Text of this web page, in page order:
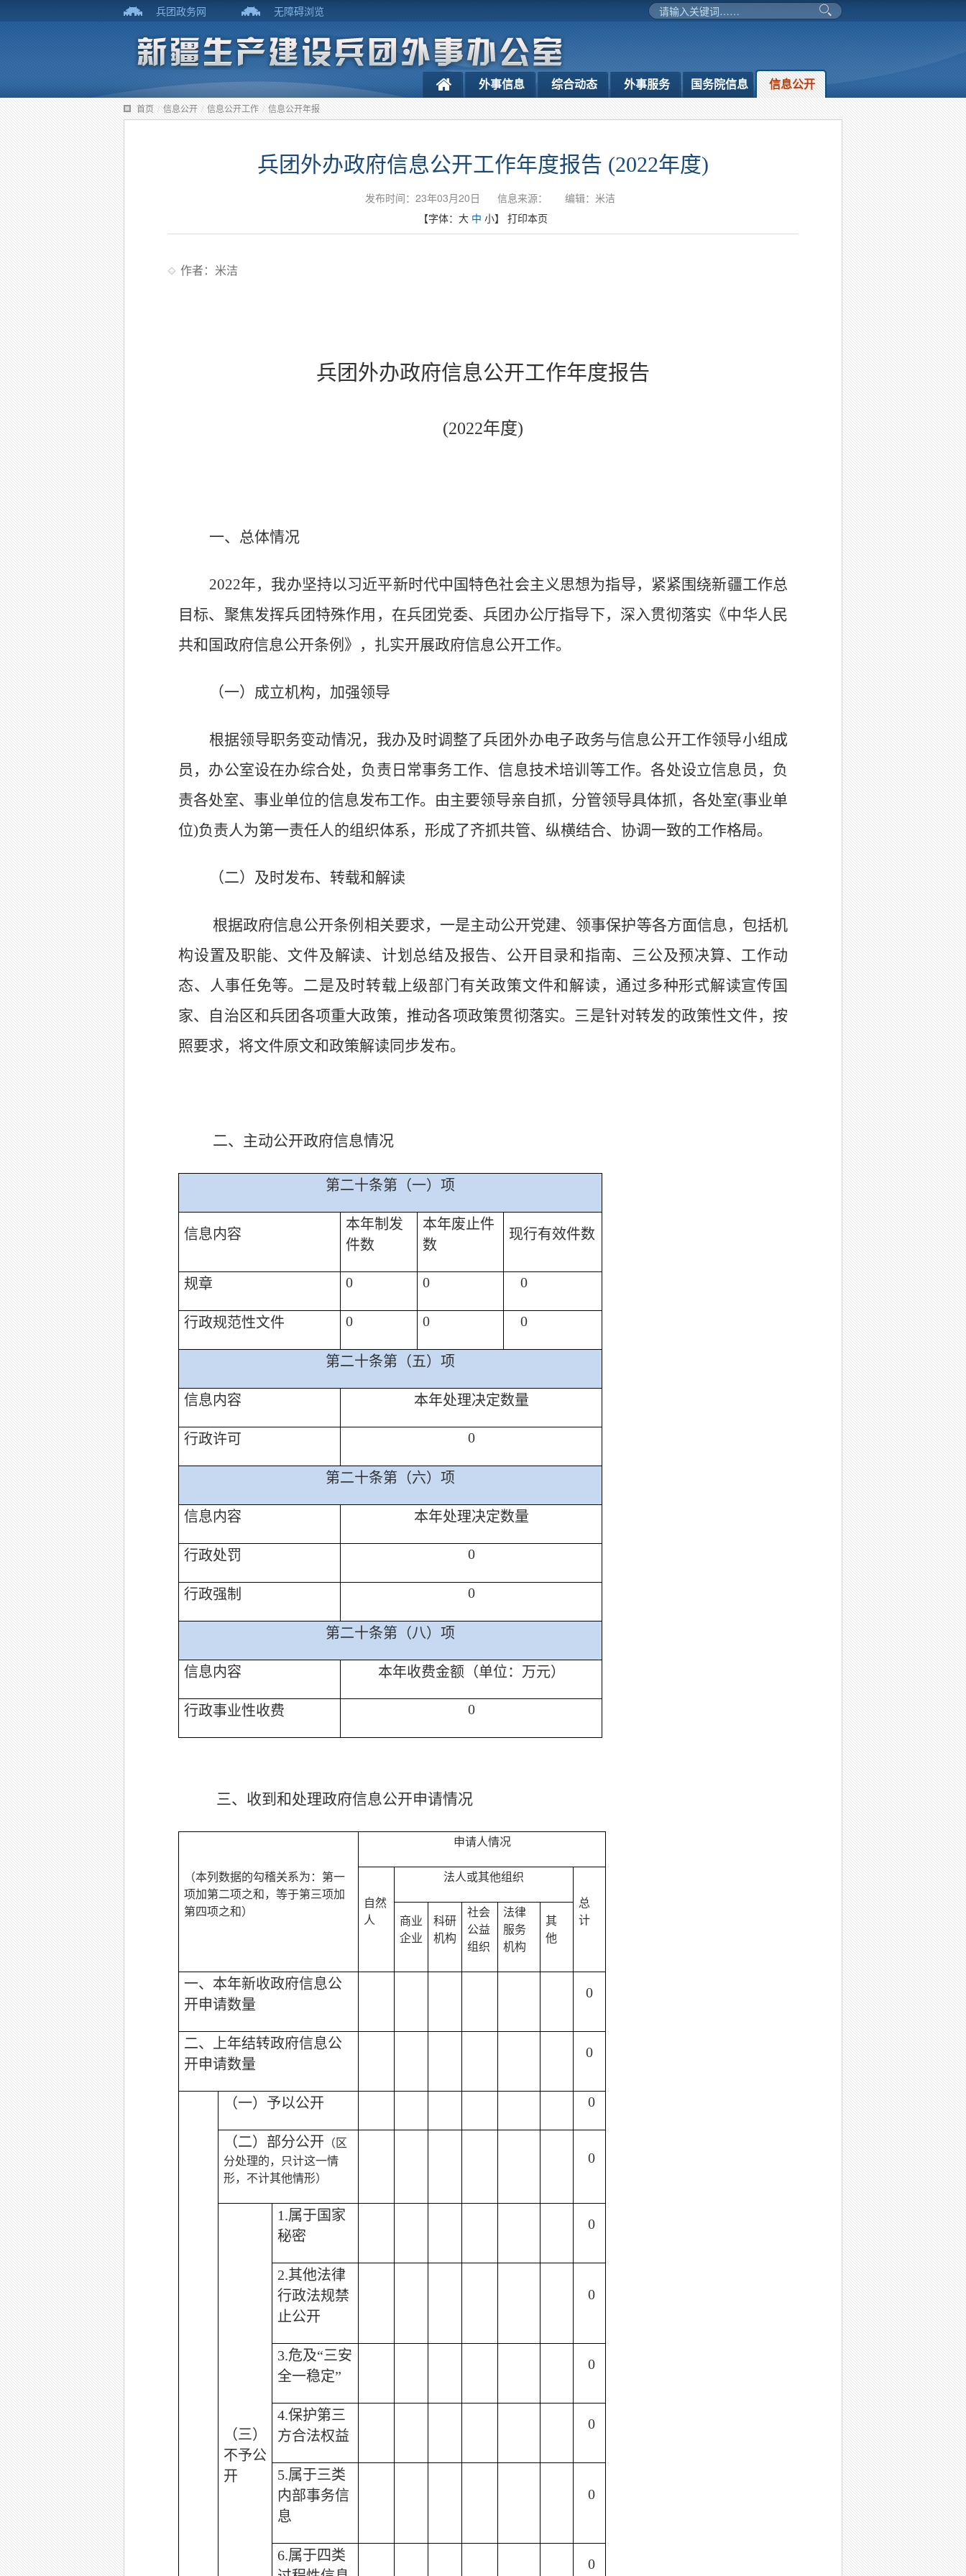
兵团政务网 无障碍浏览
外事信息 综合动态 外事服务 国务院信息 信息公开
首页 / 信息公开 / 信息公开工作 / 信息公开年报
兵团外办政府信息公开工作年度报告 (2022年度)
发布时间：23年03月20日 信息来源：
编辑：米洁
【字体： 大 中 小】 打印本页
作者：米洁
兵团外办政府信息公开工作年度报告
(2022年度)
一、总体情况
2022年，我办坚持以习近平新时代中国特色社会主义思想为指导，紧紧围绕新疆工作总
目标、聚焦发挥兵团特殊作用，在兵团党委、兵团办公厅指导下，深入贯彻落实《中华人民
共和国政府信息公开条例》，扎实开展政府信息公开工作。
（一） 成立机构，加强领导
根据领导职务变动情况，我办及时调整了兵团外办电子政务与信息公开工作领导小组成
员，办公室设在办综合处，负责日常事务工作、信息技术培训等工作。各处设立信息员，负
责各处室、事业单位的信息发布工作。由主要领导亲自抓，分管领导具体抓，各处室(事业单
位)负责人为第一责任人的组织体系，形成了齐抓共管、纵横结合、协调一致的工作格局。
（二） 及时发布、转载和解读
根据政府信息公开条例 相关要求，一是主动公开党建、领事保护等各方面信息，包括机
构设置及职能、文件及解读、计划总结及报告、公开目录和指南、三公及预决算、工作动
态、人事任免等。二是及时转载上级部门有关政策文件和解读，通过多种形式解读宣传国
家、自治区和兵团各项重大政策，推动各项政策贯彻落实。三是针对转发的政策性文件，按
照要求，将文件原文和政策解读同步发布。
二、主动公开政府信息情况
第二十条第（一）项
信息内容
本年制发
件数
本年废止件
数
现行有效件数
规章 0 0 0
行政规范性文件 0 0 0
第二十条第（五）项
信息内容 本年处理决定数量
行政许可 0
第二十条第（六）项
信息内容 本年处理决定数量
行政处罚 0
行政强制 0
第二十条第（八）项
信息内容 本年收费金额（单位：万元）
行政事业性收费 0
三、收到和处理政府信息公开申请情况
（本列数据的勾稽关系为：第一
项加第二项之和，等于第三项加
第四项之和）
申请人情况
自然
人
法人或其他组织
总
计
商业
企业
科研
机构
社会
公益
组织
法律
服务
机构
其
他
一、本年新收政府信息公
开申请数量
0
二、上年结转政府信息公
开申请数量
0
（一）予以公开 0
（二）部分公开 （区
分处理的，只计这一情
形，不计其他情形）
0
（三）
不予公
开
1.属于国家
秘密
0
2.其他法律
行政法规禁
止公开
0
3.危及“三安
全一稳定”
0
4.保护第三
方合法权益
0
5.属于三类
内部事务信
息
0
6.属于四类
0